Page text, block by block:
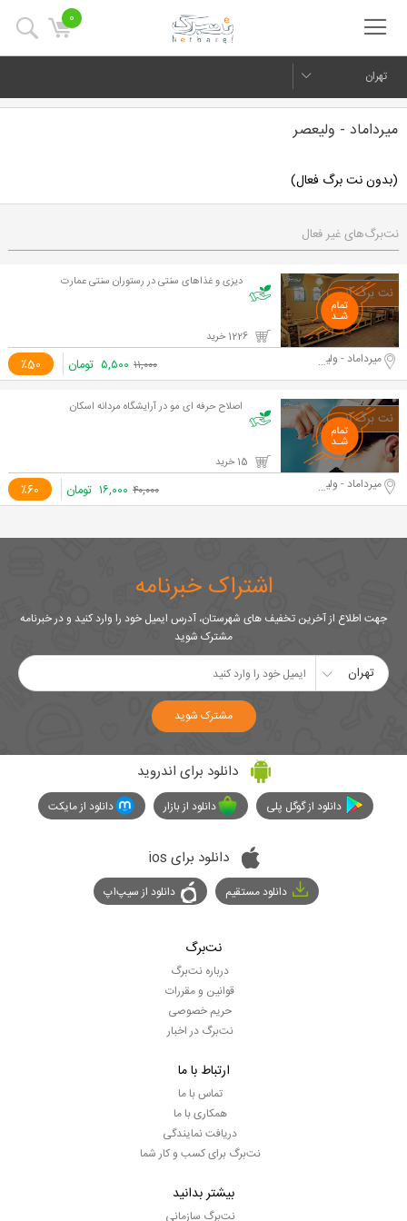
0
تهران
میرداماد - ولیعصر
(بدون نت برگ فعال)
نت‌برگ‌های غیر فعال
دیزی و غذاهای سنتی در رستوران سنتی عمارت
٪50 میرداماد - ولیعصر ۱۱,۰۰۰ ۵,۵۰۰ تومان
اصلاح حرفه ای مو در آرایشگاه مردانه اسکان
٪60 میرداماد - ولیعصر ۴۰,۰۰۰ ۱۶,۰۰۰ تومان
اشتراک خبرنامه
جهت اطلاع از آخرین تخفیف های شهرستان، آدرس ایمیل خود را وارد کنید و در خبرنامه
مشترک شوید
تهران
مشترک شوید
دانلود برای اندروید
دانلود از گوگل پلی دانلود از بازار دانلود از مایکت
دانلود برای ios
دانلود مستقیم دانلود از سیپ‌اپ
نت‌برگ
درباره نت‌برگ
قوانین و مقررات
حریم خصوصی
نت‌برگ در اخبار
ارتباط با ما
تماس با ما
همکاری با ما
دریافت نمایندگی
نت‌برگ برای کسب و کار شما
بیشتر بدانید
نت‌برگ سازمانی